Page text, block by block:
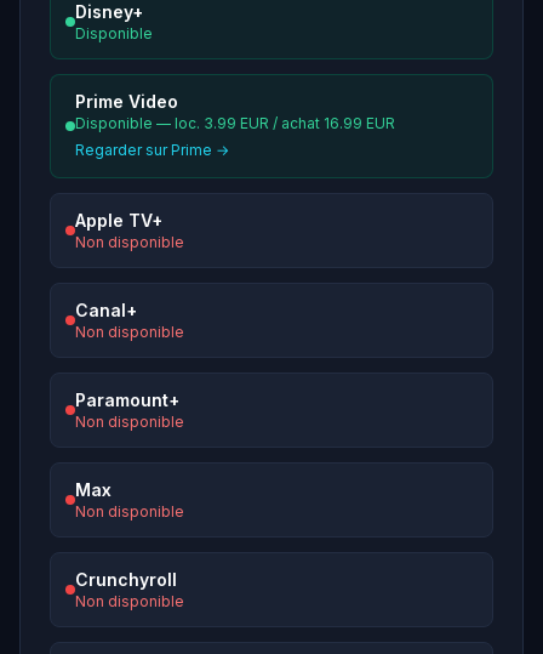
Disney+
Disponible
Prime Video
Disponible — loc. 3.99 EUR / achat 16.99 EUR
Regarder sur Prime →
Apple TV+
Non disponible
Canal+
Non disponible
Paramount+
Non disponible
Max
Non disponible
Crunchyroll
Non disponible